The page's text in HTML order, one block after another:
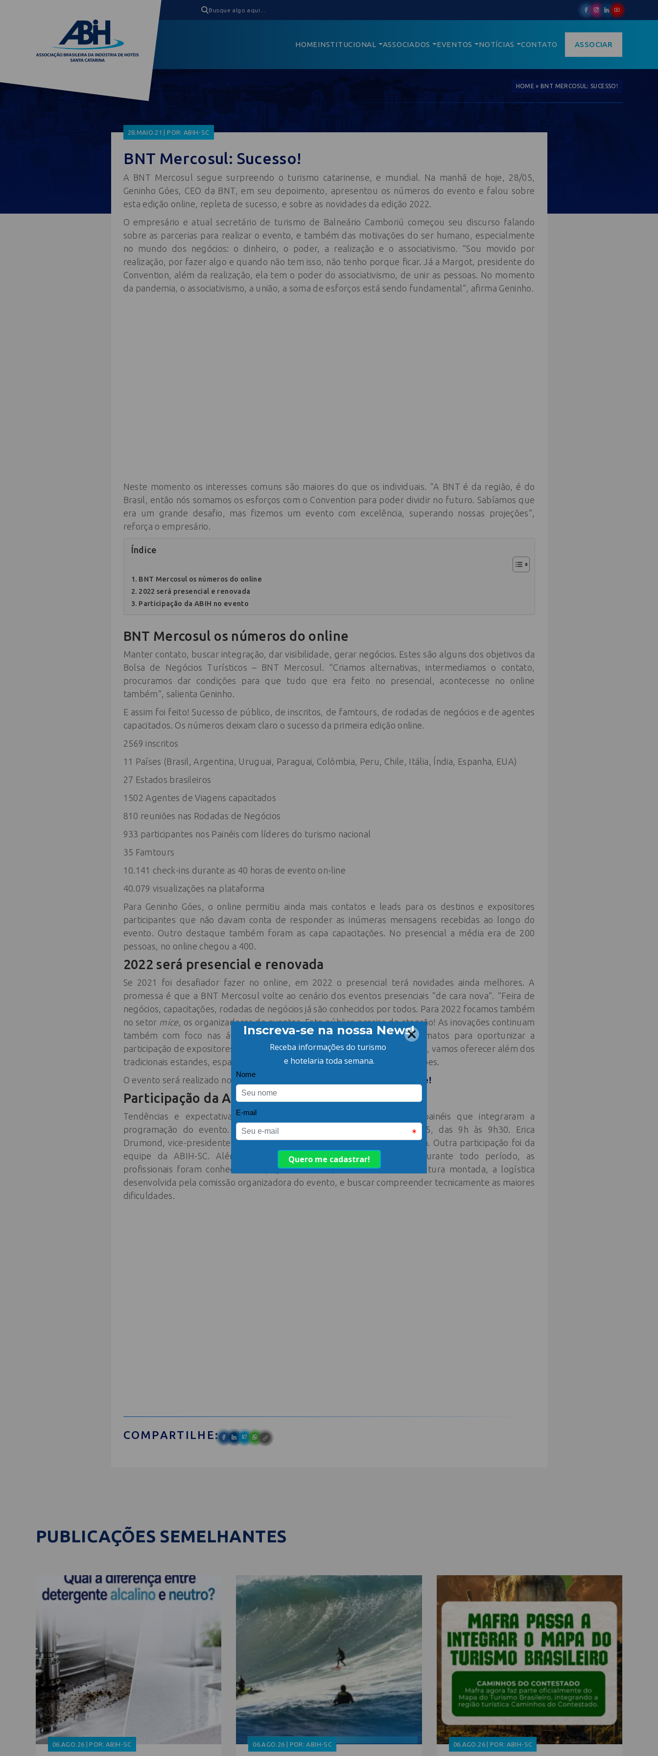
HOMEINSTITUCIONAL ASSOCIADOS EVENTOS NOTÍCIAS CONTATO ASSOCIAR
HOME »BNT MERCOSUL: SUCESSO!
28.MAIO.21 | POR: ABIH-SC
BNT Mercosul: Sucesso!
A BNT Mercosul segue surpreendo o turismo catarinense, e mundial. Na manhã de hoje, 28/05,
Geninho Góes, CEO da BNT, em seu depoimento, apresentou os números do evento e falou sobre
esta edição online, repleta de sucesso, e sobre as novidades da edição 2022.
O empresário e atual secretário de turismo de Balneário Camboriú começou seu discurso falando
sobre as parcerias para realizar o evento, e também das motivações do ser humano, especialmente
no mundo dos negócios: o dinheiro, o poder, a realização e o associativismo. “Sou movido por
realização, por fazer algo e quando não tem isso, não tenho porque ficar. Já a Margot, presidente do
Convention, além da realização, ela tem o poder do associativismo, de unir as pessoas. No momento
da pandemia, o associativismo, a união, a soma de esforços está sendo fundamental”, afirma Geninho.
Neste momento os interesses comuns são maiores do que os individuais. “A BNT é da região, é do
Brasil, então nós somamos os esforços com o Convention para poder dividir no futuro. Sabíamos que
era um grande desafio, mas fizemos um evento com excelência, superando nossas projeções”,
reforça o empresário.
Índice
BNT Mercosul os números do online
2022 será presencial e renovada
Participação da ABIH no evento
BNT Mercosul os números do online
Manter contato, buscar integração, dar visibilidade, gerar negócios. Estes são alguns dos objetivos da
Bolsa de Negócios Turísticos – BNT Mercosul. “Criamos alternativas, intermediamos o contato,
procuramos dar condições para que tudo que era feito no presencial, acontecesse no online
também”, salienta Geninho.
E assim foi feito! Sucesso de público, de inscritos, de famtours, de rodadas de negócios e de agentes
capacitados. Os números deixam claro o sucesso da primeira edição online.
2569 inscritos
11 Países (Brasil, Argentina, Uruguai, Paraguai, Colômbia, Peru, Chile, Itália, Índia, Espanha, EUA)
27 Estados brasileiros
1502 Agentes de Viagens capacitados
810 reuniões nas Rodadas de Negócios
933 participantes nos Painéis com líderes do turismo nacional
35 Famtours
10.141 check-ins durante as 40 horas de evento on-line
40.079 visualizações na plataforma
Para Geninho Góes, o online permitiu ainda mais contatos e leads para os destinos e expositores
participantes que não davam conta de responder as inúmeras mensagens recebidas ao longo do
evento. Outro destaque também foram as capa capacitações. No presencial a média era de 200
pessoas, no online chegou a 400.
2022 será presencial e renovada
Se 2021 foi desafiador fazer no online, em 2022 o presencial terá novidades ainda melhores. A
promessa é que a BNT Mercosul volte ao cenário dos eventos presenciais “de cara nova”. “Feira de
negócios, capacitações, rodadas de negócios já são conhecidos por todos. Para 2022 focamos também
no setor mice, os organizadores de eventos. Este público precisa de atenção! As inovações continuam
também com foco nas áreas da gastronomia e tecnologia. Novos formatos para oportunizar a
participação de expositores de todos os portes também será uma inovação, vamos oferecer além dos
tradicionais estandes, espaços com mesas de trabalho”, anuncia Geninho Góes.
O evento será realizado nos dias 27 e 28 de maio.
Programe-se e participe!
Participação da ABIH no evento
Tendências e expectativas da hotelaria pós pandemia foi um dos painéis que integraram a
programação do evento. O encontro aconteceu na quinta-feira, 27/05, das 9h às 9h30. Erica
Drumond, vice-presidente da ABIH Nacional foi quem falou sobre o tema. Outra participação foi da
equipe da ABIH-SC. Além de acompanhar a programação online, durante todo período, as
profissionais foram conhecer o espaço de forma presencial. Ver a estrutura montada, a logística
desenvolvida pela comissão organizadora do evento, e buscar compreender tecnicamente as maiores
dificuldades.
COMPARTILHE:
PUBLICAÇÕES SEMELHANTES
06.AGO.26 | POR: ABIH-SC 06.AGO.26 | POR: ABIH-SC 06.AGO.26 | POR: ABIH-SC